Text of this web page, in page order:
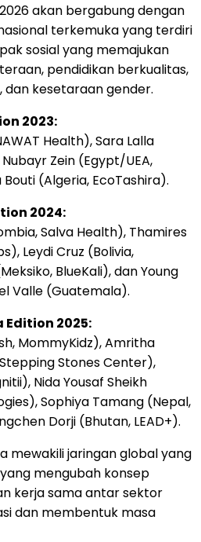
akan bergabung dengan
terkemuka yang terdiri
sosial yang memajukan
pendidikan berkualitas,
dan kesetaraan gender.
2023:
Health), Sara Lalla
Zein (Egypt/UEA,
(Algeria, EcoTashira).
2024:
Salva Health), Thamires
Leydi Cruz (Bolivia,
BlueKali), dan Young
Valle (Guatemala).
Edition 2025:
MommyKidz), Amritha
Stones Center),
Nida Yousaf Sheikh
Sophiya Tamang (Nepal,
Dorji (Bhutan, LEAD+).
mewakili jaringan global yang
mengubah konsep
kerja sama antar sektor
dan membentuk masa